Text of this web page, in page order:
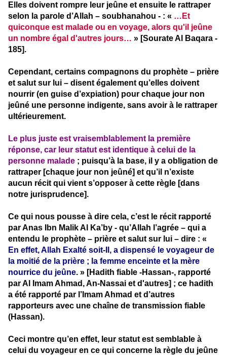
Elles doivent rompre leur jeûne et ensuite le rattraper
selon la parole d’Allah – soubhanahou - : « …Et
quiconque est malade ou en voyage, alors qu'il jeûne
un nombre égal d'autres jours… » [Sourate Al Baqara -
185].
Cependant, certains compagnons du prophète – prière
et salut sur lui – disent également qu’elles doivent
nourrir (en guise d’expiation) pour chaque jour non
jeûné une personne indigente, sans avoir à le rattraper
ultérieurement.
Le plus juste est vraisemblablement la première
réponse, car leur statut est identique à celui de la
personne malade ; puisqu’à la base, il y a obligation de
rattraper [chaque jour non jeûné] et qu’il n’existe
aucun récit qui vient s’opposer à cette règle [dans
notre jurisprudence].
Ce qui nous pousse à dire cela, c’est le récit rapporté
par Anas Ibn Malik Al Ka’by - qu’Allah l’agrée – qui a
entendu le prophète – prière et salut sur lui – dire : «
En effet, Allah Exalté soit-Il, a dispensé le voyageur de
la moitié de la prière ; la femme enceinte et la mère
nourrice du jeûne. » [Hadith fiable -Hassan-, rapporté
par Al Imam Ahmad, An-Nassai et d'autres] ; ce hadith
a été rapporté par l’Imam Ahmad et d’autres
rapporteurs avec une chaîne de transmission fiable
(Hassan).
Ceci montre qu’en effet, leur statut est semblable à
celui du voyageur en ce qui concerne la règle du jeûne